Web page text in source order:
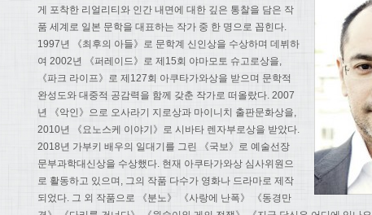
게 포착한 리얼리티와 인간 내면에 대한 깊은 통찰을 담은 작
품 세계로 일본 문학을 대표하는 작가 중 한 명으로 꼽힌다.
1997년 《최후의 아들》로 문학계 신인상을 수상하며 데뷔하
여 2002년 《퍼레이드》로 제15회 야마모토 슈고로상을,
《파크 라이프》로 제127회 아쿠타가와상을 받으며 문학적
완성도와 대중적 공감력을 함께 갖춘 작가로 떠올랐다. 2007
년 《악인》으로 오사라기 지로상과 마이니치 출판문화상을,
2010년 《요노스케 이야기》로 시바타 렌자부로상을 받았다.
2018년 가부키 배우의 일대기를 그린 《국보》로 예술선장
문부과학대신상을 수상했다. 현재 아쿠타가와상 심사위원으
로 활동하고 있으며, 그의 작품 다수가 영화나 드라마로 제작
되었다. 그 외 작품으로 《분노》 《사랑에 난폭》 《동경만